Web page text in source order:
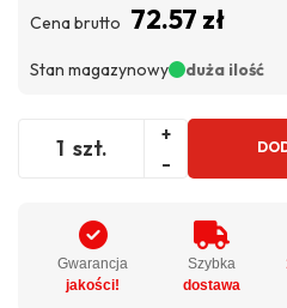
Cena brutto 72.57 zł
Stan magazynowy duża ilość
szt.
+
-
Gwarancja
jakości!
Szybka
dostawa